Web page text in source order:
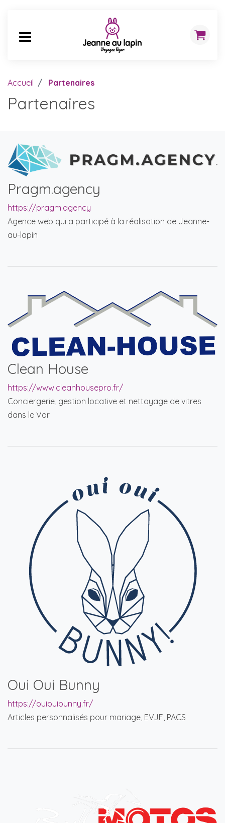
Accueil Partenaires
Partenaires
Pragm.agency
https://pragm.agency
Agence web qui a participé à la réalisation de Jeanne-
au-lapin
Clean House
https://www.cleanhousepro.fr/
Conciergerie, gestion locative et nettoyage de vitres
dans le Var
Oui Oui Bunny
https://ouiouibunny.fr/
Articles personnalisés pour mariage, EVJF, PACS